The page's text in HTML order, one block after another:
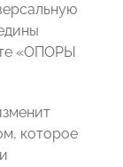
«ОПОРЫ
которое